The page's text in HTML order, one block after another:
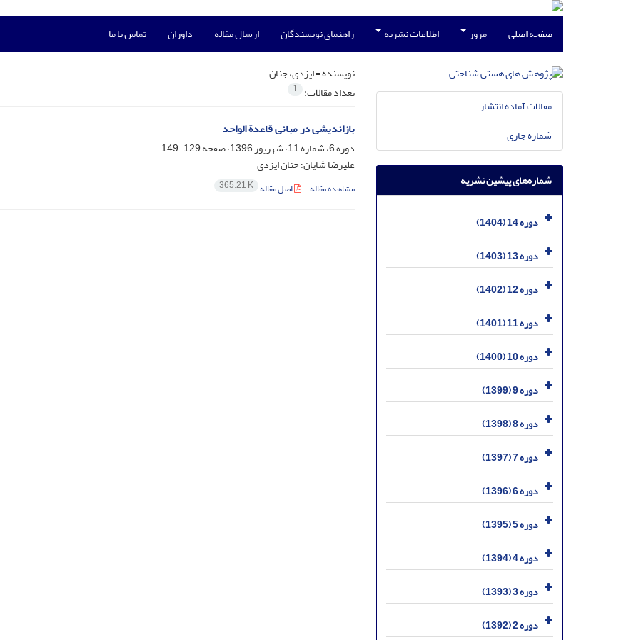
صفحه اصلی مرور اطلاعات نشریه راهنمای نویسندگان ارسال مقاله داوران تماس با ما
نویسنده =ایزدی، جنان
تعداد مقالات: 1
بازاندیشی در مبانی قاعدة الواحد
دوره 6، شماره 11، شهریور 1396، صفحه
129-149
علیرضا شایان؛ جنان ایزدی
مشاهده مقاله اصل مقاله 365.21 K
مقالات آماده انتشار
شماره جاری
شماره‌های پیشین نشریه
دوره 14 (1404)
دوره 13 (1403)
دوره 12 (1402)
دوره 11 (1401)
دوره 10 (1400)
دوره 9 (1399)
دوره 8 (1398)
دوره 7 (1397)
دوره 6 (1396)
دوره 5 (1395)
دوره 4 (1394)
دوره 3 (1393)
دوره 2 (1392)